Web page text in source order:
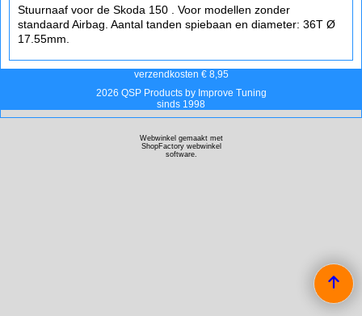
Stuurnaaf voor de Skoda 150 . Voor modellen zonder
standaard Airbag. Aantal tanden spiebaan en diameter: 36T Ø
17.55mm.
verzendkosten € 8,95
2026 QSP Products by Improve Tuning
sinds 1998
Webwinkel gemaakt met
ShopFactory webwinkel
software.